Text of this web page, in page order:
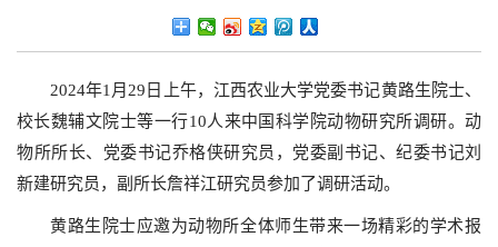
2024年1月29日上午，江西农业大学党委书记黄路生院士、
校长魏辅文院士等一行10人来中国科学院动物研究所调研。动
物所所长、党委书记乔格侠研究员，党委副书记、纪委书记刘
新建研究员，副所长詹祥江研究员参加了调研活动。
黄路生院士应邀为动物所全体师生带来一场精彩的学术报